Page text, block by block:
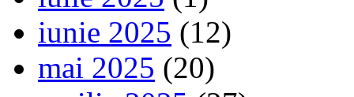
iunie 2025 (12)
mai 2025 (20)